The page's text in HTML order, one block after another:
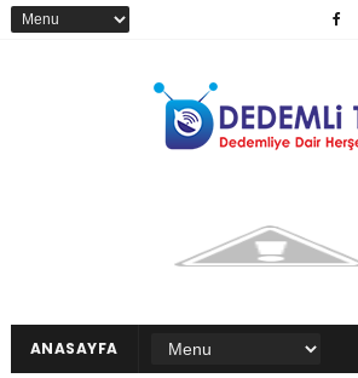
ANASAYFA